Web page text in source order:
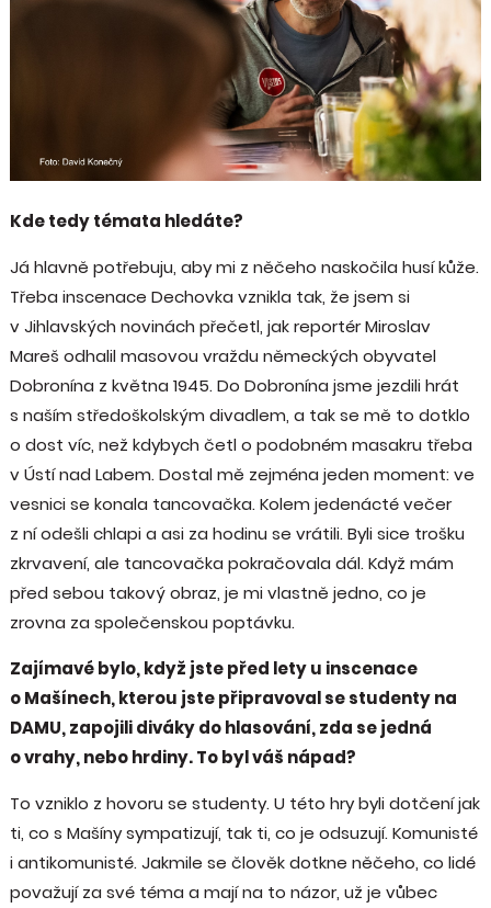
Kde tedy témata hledáte?
Já hlavně potřebuju, aby mi z něčeho naskočila husí kůže.
Třeba inscenace Dechovka vznikla tak, že jsem si
v Jihlavských novinách přečetl, jak reportér Miroslav
Mareš odhalil masovou vraždu německých obyvatel
Dobronína z května 1945. Do Dobronína jsme jezdili hrát
s naším středoškolským divadlem, a tak se mě to dotklo
o dost víc, než kdybych četl o podobném masakru třeba
v Ústí nad Labem. Dostal mě zejména jeden moment: ve
vesnici se konala tancovačka. Kolem jedenácté večer
z ní odešli chlapi a asi za hodinu se vrátili. Byli sice trošku
zkrvavení, ale tancovačka pokračovala dál. Když mám
před sebou takový obraz, je mi vlastně jedno, co je
zrovna za společenskou poptávku.
Zajímavé bylo, když jste před lety u inscenace
o Mašínech, kterou jste připravoval se studenty na
DAMU, zapojili diváky do hlasování, zda se jedná
o vrahy, nebo hrdiny. To byl váš nápad?
To vzniklo z hovoru se studenty. U této hry byli dotčení jak
ti, co s Mašíny sympatizují, tak ti, co je odsuzují. Komunisté
i antikomunisté. Jakmile se člověk dotkne něčeho, co lidé
považují za své téma a mají na to názor, už je vůbec